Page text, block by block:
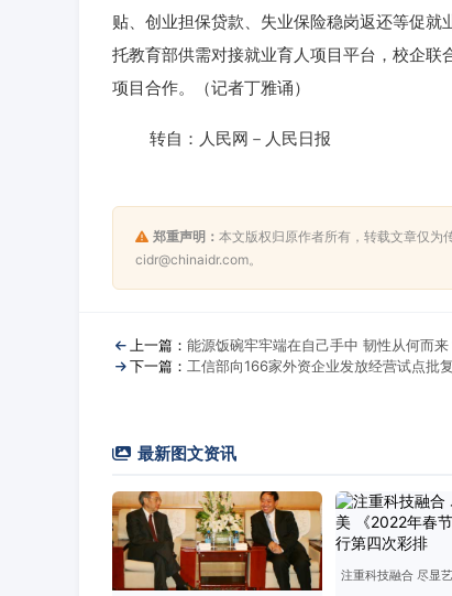
贴、创业担保贷款、失业保险稳岗返还等促
托教育部供需对接就业育人项目平台，校企
项目合作。（记者丁雅诵）
转自：人民网－人民日报
郑重声明： 本文版权归原作者所有，转载文章仅为
cidr@chinaidr.com。
上一篇： 能源饭碗牢牢端在自己手中 韧性从何而来
下一篇： 工信部向166家外资企业发放经营试点批
最新图文资讯